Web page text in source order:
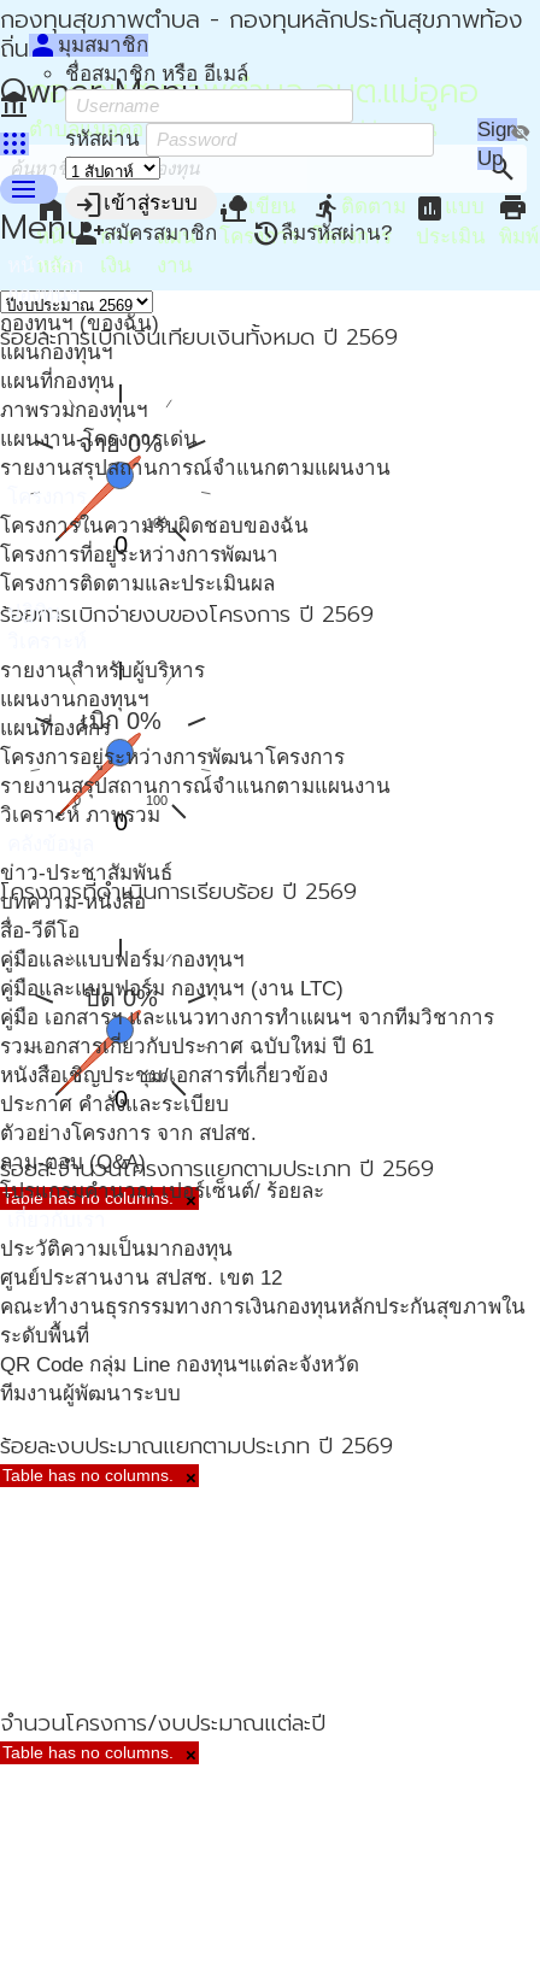
กองทุนสุขภาพตำบล - กองทุนหลักประกันสุขภาพท้อง
ถิ่น - กปท
Owner Menu
apps
person มุมสมาชิก
ชื่อสมาชิก หรือ อีเมล์
รหัสผ่าน visibility_off
loginเข้าสู่ระบบ
person_addสมัครสมาชิก restoreลืมรหัสผ่าน?
Sign
Up
menu
Menu
หน้าแรก
กองทุนฯ
กองทุนฯ (ของฉัน)
แผนกองทุนฯ
แผนที่กองทุน
ภาพรวมกองทุนฯ
แผนงาน-โครงการเด่น
รายงานสรุปสถานการณ์จำแนกตามแผนงาน
โครงการ
โครงการในความรับผิดชอบของฉัน
โครงการที่อยู่ระหว่างการพัฒนา
โครงการติดตามและประเมินผล
ปฎิทิน
รายงานสำหรับผู้บริหาร
แผนงานกองทุนฯ
แผนที่องค์กร
โครงการอยู่ระหว่างการพัฒนาโครงการ
รายงานสรุปสถานการณ์จำแนกตามแผนงาน
วิเคราะห์ ภาพรวม
ข่าว-ประชาสัมพันธ์
บทความ-หนังสือ
สื่อ-วีดีโอ
คู่มือและแบบฟอร์ม กองทุนฯ
คู่มือและแบบฟอร์ม กองทุนฯ (งาน LTC)
คู่มือ เอกสารฯ และแนวทางการทำแผนฯ จากทีมวิชาการ
รวมเอกสารเกี่ยวกับประกาศ ฉบับใหม่ ปี 61
หนังสือเชิญประชุม/เอกสารที่เกี่ยวข้อง
ประกาศ คำสั่งและระเบียบ
ตัวอย่างโครงการ จาก สปสช.
ถาม-ตอบ (Q&A)
โปรแกรมคำนวณ เปอร์เซ็นต์/ ร้อยละ
ประวัติความเป็นมากองทุน
ศูนย์ประสานงาน สปสช. เขต 12
คณะทำงานธุรกรรมทางการเงินกองทุนหลักประกันสุขภาพใน
ระดับพื้นที่
QR Code กลุ่ม Line กองทุนฯแต่ละจังหวัด
ทีมงานผู้พัฒนาระบบ
account_balanceกองทุนสุขภาพตำบล อบต.แม่อูคอ
ตำบลแม่อูคอ อำเภอขุนยวม จังหวัดแม่ฮ่องสอน
search
home
หน้า
หลัก
attach_money
การ
เงิน
device_hub
แผน
งาน
nature_peopleเขียน
โครงการ
directions_run ติดตาม
โครงการ
assessment แบบ
ประเมิน
print
พิมพ์
ร้อยละการเบิกเงินเทียบเงินทั้งหมด ปี 2569
จ่าย 0%
0 100
0
ร้อยการเบิกจ่ายงบของโครงการ ปี 2569
เบิก 0%
0 100
0
โครงการที่ดำเนินการเรียบร้อย ปี 2569
ปิด 0%
0 100
0
ร้อยละจำนวนโครงการแยกตามประเภท ปี 2569
Table has no columns. ×
ร้อยละงบประมาณแยกตามประเภท ปี 2569
Table has no columns. ×
จำนวนโครงการ/งบประมาณแต่ละปี
Table has no columns. ×